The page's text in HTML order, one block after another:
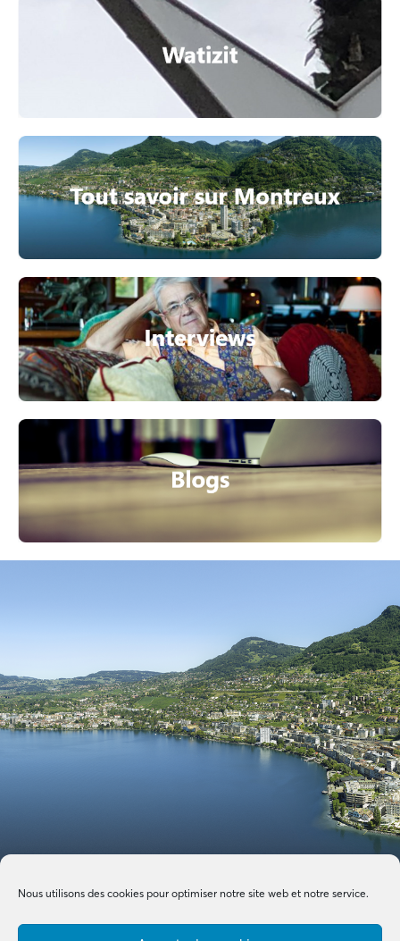
Nous utilisons des cookies pour optimiser notre site web et notre service.